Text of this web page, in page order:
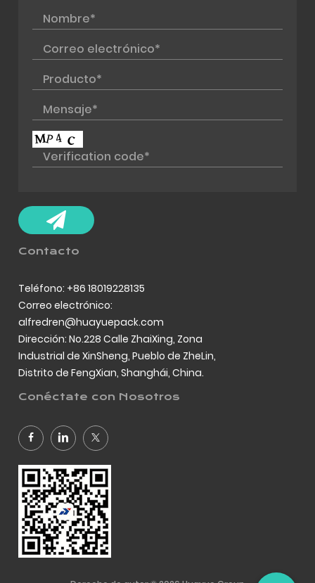
Contacto
Teléfono: +86 18019228135
Correo electrónico:
alfredren@huayuepack.com
Dirección: No.228 Calle ZhaiXing, Zona
Industrial de XinSheng, Pueblo de ZheLin,
Distrito de FengXian, Shanghái, China.
Conéctate con Nosotros